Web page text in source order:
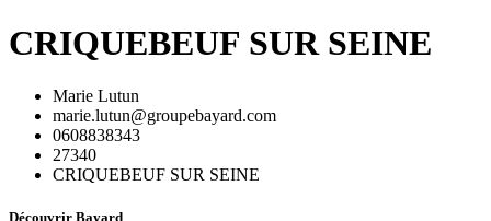
CRIQUEBEUF SUR SEINE
Marie Lutun
marie.lutun@groupebayard.com
0608838343
27340
CRIQUEBEUF SUR SEINE
Découvrir Bayard